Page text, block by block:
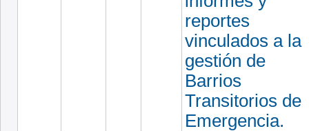
reportes
vinculados a la
gestión de
Barrios
Transitorios de
Emergencia.